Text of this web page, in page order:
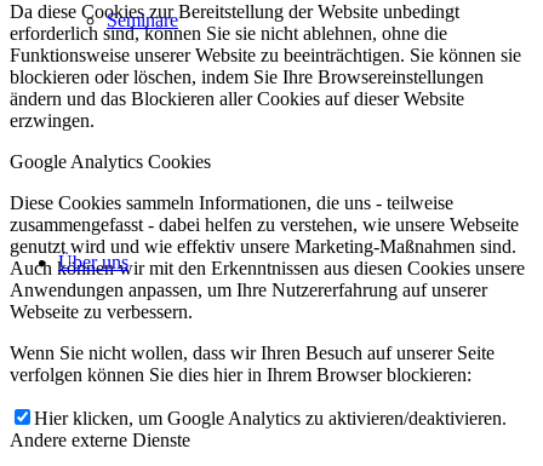
Seminare
Über uns
Da diese Cookies zur Bereitstellung der Website unbedingt
erforderlich sind, können Sie sie nicht ablehnen, ohne die
Funktionsweise unserer Website zu beeinträchtigen. Sie können sie
blockieren oder löschen, indem Sie Ihre Browsereinstellungen
ändern und das Blockieren aller Cookies auf dieser Website
erzwingen.
Google Analytics Cookies
Diese Cookies sammeln Informationen, die uns - teilweise
zusammengefasst - dabei helfen zu verstehen, wie unsere Webseite
genutzt wird und wie effektiv unsere Marketing-Maßnahmen sind.
Auch können wir mit den Erkenntnissen aus diesen Cookies unsere
Anwendungen anpassen, um Ihre Nutzererfahrung auf unserer
Webseite zu verbessern.
Wenn Sie nicht wollen, dass wir Ihren Besuch auf unserer Seite
verfolgen können Sie dies hier in Ihrem Browser blockieren:
Hier klicken, um Google Analytics zu aktivieren/deaktivieren.
Andere externe Dienste